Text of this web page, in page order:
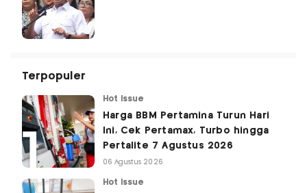
Terpopuler
Hot Issue
Harga BBM Pertamina Turun Hari
Ini, Cek Pertamax, Turbo hingga
Pertalite 7 Agustus 2026
06 Agustus 2026
Hot Issue